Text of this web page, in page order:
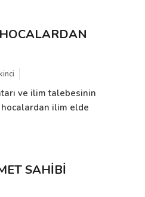
ve ilim talebesinin
ilim elde
SAHİBİ